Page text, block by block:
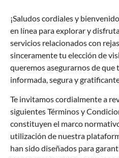
¡Saludos cordiales y
en línea para explorar y
servicios relacionados con
sinceramente tu elección de
queremos asegurarnos de que
informada, segura y
Te invitamos cordialmente a
siguientes Términos y
constituyen el marco
utilización de nuestra
han sido diseñados para